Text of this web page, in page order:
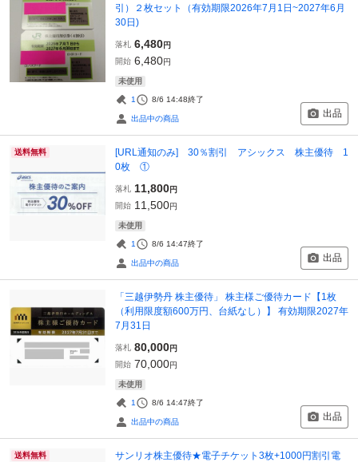
引）２枚セット（有効期限2026年7月1日~2027年6月
30日)
落札 6,480円
開始 6,480円
未使用
1 8/6 14:48終了
出品中の商品 出品
送料無料
[URL通知のみ] 30％割引 アシックス 株主優待 1
0枚 ①
落札 11,800円
開始 11,500円
未使用
1 8/6 14:47終了
出品中の商品 出品
「三越伊勢丹 株主優待」 株主様ご優待カード【1枚
（利用限度額600万円、台紙なし）】 有効期限2027年
7月31日
落札 80,000円
開始 70,000円
未使用
1 8/6 14:47終了
出品中の商品 出品
送料無料
サンリオ株主優待★電子チケット3枚+1000円割引電